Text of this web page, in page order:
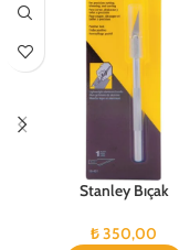
Stanley Bıçak
₺350,00